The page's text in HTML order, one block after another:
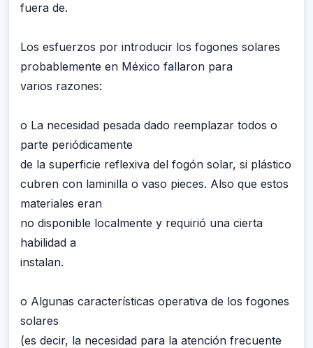
fuera de.
Los esfuerzos por introducir los fogones solares
probablemente en México fallaron para
varios razones:
o La necesidad pesada dado reemplazar todos o
parte periódicamente
de la superficie reflexiva del fogón solar, si plástico
cubren con laminilla o vaso pieces. Also que estos
materiales eran
no disponible localmente y requirió una cierta
habilidad a
instalan.
o Algunas características operativa de los fogones
solares
(es decir, la necesidad para la atención frecuente